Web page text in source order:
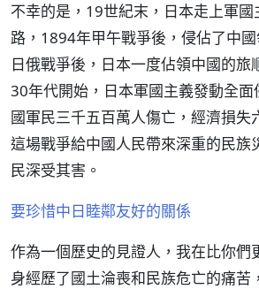
不幸的是，19世紀末，日本走上軍
路，1894年甲午戰爭後，侵佔了中
日俄戰爭後，日本一度佔領中國的旅
30年代開始，日本軍國主義發動全面
國軍民三千五百萬人傷亡，經濟損失
這場戰爭給中國人民帶來深重的民族
民深受其害。
要珍惜中日睦鄰友好的關係
作為一個歷史的見證人，我在比你們
身經歷了國土淪喪和民族危亡的痛苦